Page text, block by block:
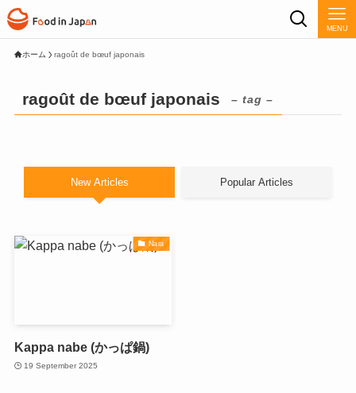
MENU
ホーム ragoût de bœuf japonais
ragoût de bœuf japonais – tag –
New Articles Popular Articles
Nara
Kappa nabe (かっぱ鍋)
19 September 2025